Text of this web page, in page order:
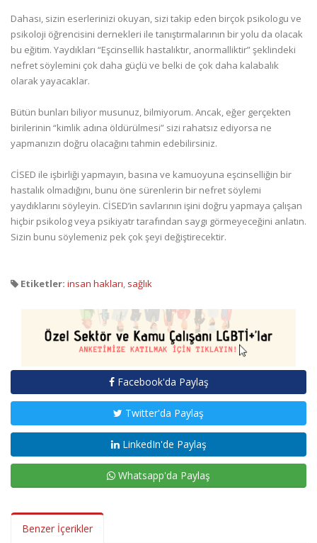
Dahası, sizin eserlerinizi okuyan, sizi takip eden birçok psikologu ve
psikoloji öğrencisini dernekleri ile tanıştırmalarının bir yolu da olacak
bu eğitim. Yaydıkları “Eşcinsellik hastalıktır, anormalliktir” şeklindeki
nefret söylemini çok daha güçlü ve belki de çok daha kalabalık
olarak yayacaklar.
Bütün bunları biliyor musunuz, bilmiyorum. Ancak, eğer gerçekten
birilerinin “kimlik adına öldürülmesi” sizi rahatsız ediyorsa ne
yapmanızın doğru olacağını tahmin edebilirsiniz.
CİSED ile işbirliği yapmayın, basına ve kamuoyuna eşcinselliğin bir
hastalık olmadığını, bunu öne sürenlerin bir nefret söylemi
yaydıklarını söyleyin. CİSED’in savlarının işini doğru yapmaya çalışan
hiçbir psikolog veya psikiyatr tarafından saygı görmeyeceğini anlatın.
Sizin bunu söylemeniz pek çok şeyi değiştirecektir.
Etiketler: insan hakları, sağlık
Facebook'da Paylaş
Twitter'da Paylaş
LinkedIn'de Paylaş
Whatsapp'da Paylaş
Benzer İçerikler